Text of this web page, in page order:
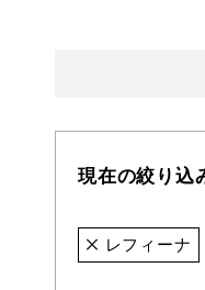
現在の絞り込
レフィーナ